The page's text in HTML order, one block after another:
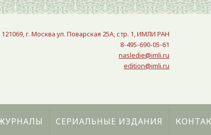
121069, г. Москва ул. Поварская 25A, стр. 1, ИМЛИ РАН
8-495-690-05-61
nasledie@imli.ru
edition@imli.ru
СЕРИАЛЬНЫЕ ИЗДАНИЯ